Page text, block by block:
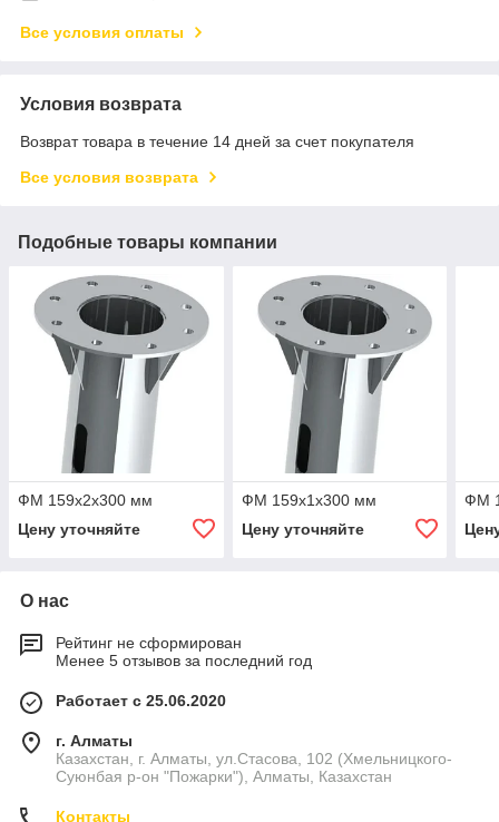
Все условия оплаты
Условия возврата
Возврат товара в течение 14 дней за счет покупателя
Все условия возврата
Подобные товары компании
ФМ 159x2x300 мм
Цену уточняйте
ФМ 159x1x300 мм
Цену уточняйте
ФМ
О нас
Рейтинг не сформирован
Менее 5 отзывов за последний год
Работает с 25.06.2020
г. Алматы
Казахстан, г. Алматы, ул.Стасова, 102 (Хмельницкого-
Суюнбая р-он "Пожарки"), Алматы, Казахстан
Контакты